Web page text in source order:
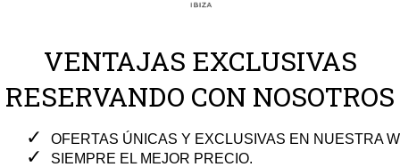
VENTAJAS EXCLUSIVAS
RESERVANDO CON NOSOTROS
OFERTAS ÚNICAS Y EXCLUSIVAS EN NUESTRA
SIEMPRE EL MEJOR PRECIO.